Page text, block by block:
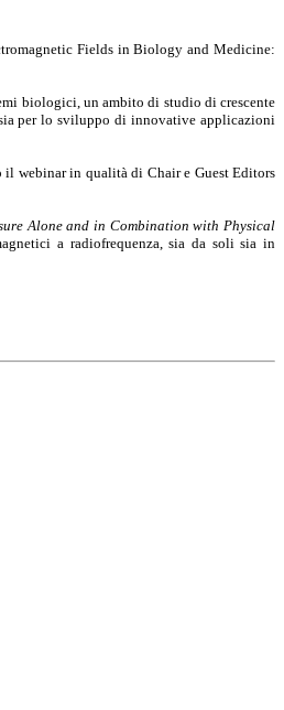
Fields in Biology and Medicine:
biologici, un ambito di studio di crescente
per lo sviluppo di innovative applicazioni
il webinar in qualità di Chair e Guest Editors
Alone and in Combination with Physical
a radiofrequenza, sia da soli sia in